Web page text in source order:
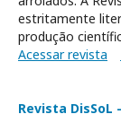
estritamente
produção
Acessar revista
Revista DisSoL